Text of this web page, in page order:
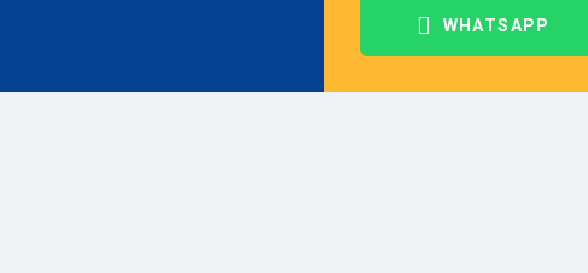
WHATSAPP